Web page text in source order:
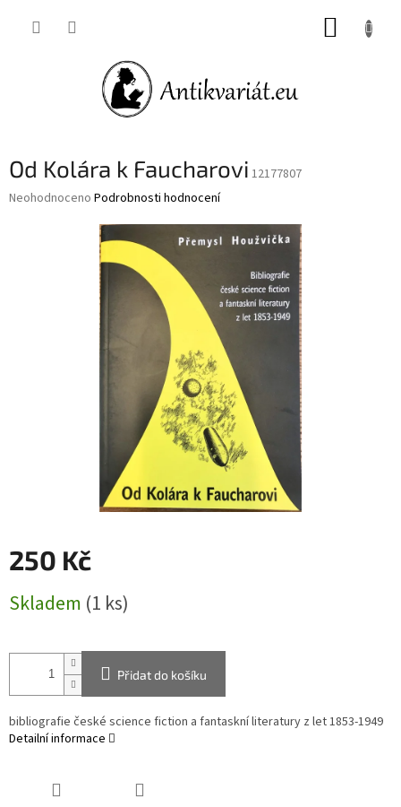
Od Kolára k Faucharovi 12177807
Průměrné
Neohodnoceno Podrobnosti hodnocení
250 Kč
cena:
Skladem (1 ks)
Přidat do košíku
bibliografie české science fiction a fantaskní literatury z let 1853-1949
Detailní informace